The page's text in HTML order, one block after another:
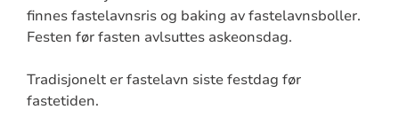
finnes fastelavnsris og baking av fastelavnsboller.
Festen før fasten avlsuttes askeonsdag.
Tradisjonelt er fastelavn siste festdag før
fastetiden.